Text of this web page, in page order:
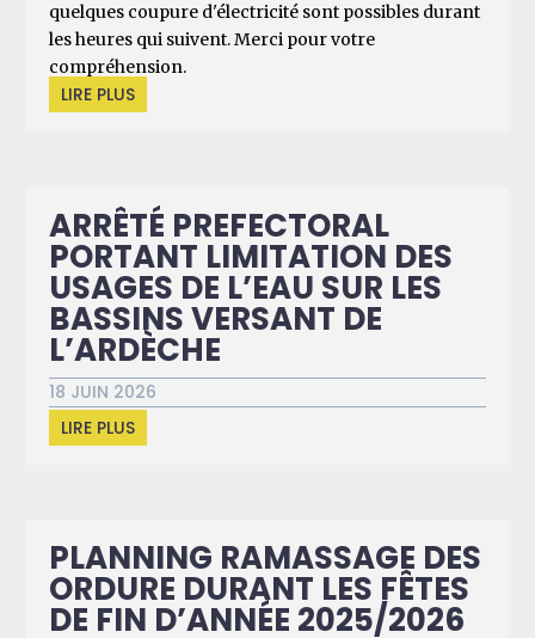
quelques coupure d'électricité sont possibles durant
les heures qui suivent. Merci pour votre
compréhension.
LIRE PLUS
ARRÊTÉ PREFECTORAL
PORTANT LIMITATION DES
USAGES DE L’EAU SUR LES
BASSINS VERSANT DE
L’ARDÈCHE
18 JUIN 2026
LIRE PLUS
PLANNING RAMASSAGE DES
ORDURE DURANT LES FÊTES
DE FIN D’ANNÉE 2025/2026